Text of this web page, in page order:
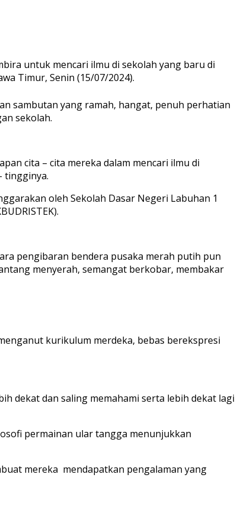
untuk mencari ilmu di sekolah yang baru di
Timur, Senin (15/07/2024).
sambutan yang ramah, hangat, penuh perhatian
sekolah.
cita – cita mereka dalam mencari ilmu di
tingginya.
oleh Sekolah Dasar Negeri Labuhan 1
pengibaran bendera pusaka merah putih pun
menyerah, semangat berkobar, membakar
kurikulum merdeka, bebas berekspresi
dekat dan saling memahami serta lebih dekat lagi
permainan ular tangga menunjukkan
mereka mendapatkan pengalaman yang